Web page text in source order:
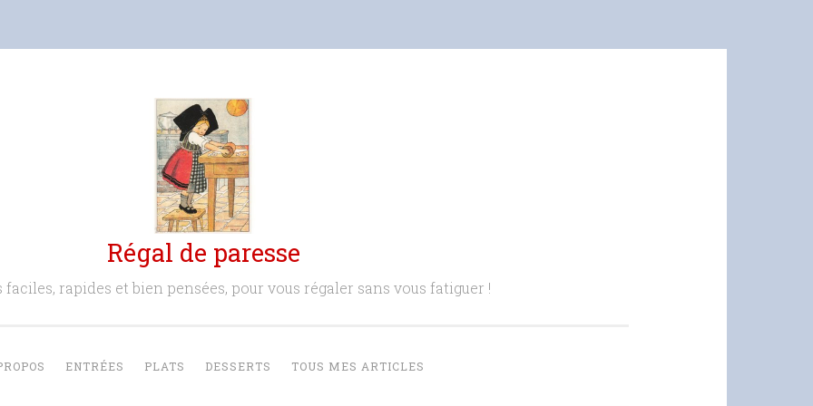
Régal de paresse
faciles, rapides et bien pensées, pour vous régaler sans vous fatiguer !
ENTRÉES PLATS DESSERTS TOUS MES ARTICLES